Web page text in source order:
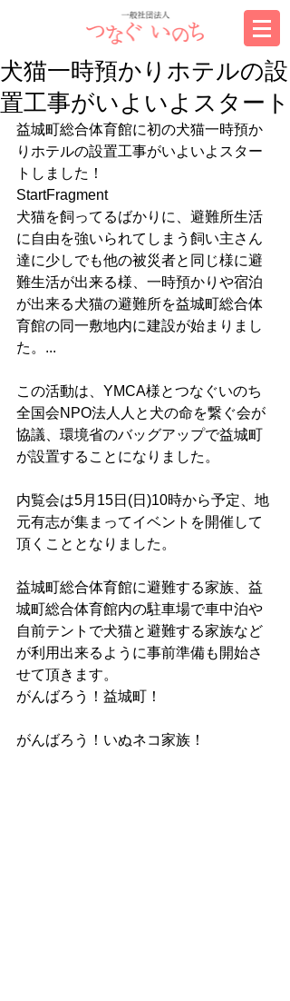
犬猫一時預かりホテルの設
置工事がいよいよスタート
益城町総合体育館に初の犬猫一時預か
りホテルの設置工事がいよいよスター
トしました！
StartFragment
犬猫を飼ってるばかりに、避難所生活
に自由を強いられてしまう飼い主さん
達に少しでも他の被災者と同じ様に避
難生活が出来る様、一時預かりや宿泊
が出来る犬猫の避難所を益城町総合体
育館の同一敷地内に建設が始まりまし
た。...
この活動は、YMCA様とつなぐいのち
全国会NPO法人人と犬の命を繋ぐ会が
協議、環境省のバッグアップで益城町
が設置することになりました。
内覧会は5月15日(日)10時から予定、地
元有志が集まってイベントを開催して
頂くこととなりました。
益城町総合体育館に避難する家族、益
城町総合体育館内の駐車場で車中泊や
自前テントで犬猫と避難する家族など
が利用出来るように事前準備も開始さ
せて頂きます。
がんばろう！益城町！
がんばろう！いぬネコ家族！